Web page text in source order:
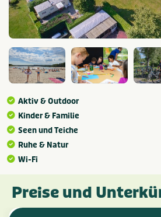
Aktiv & Outdoor
Kinder & Familie
Seen und Teiche
Ruhe & Natur
Wi-Fi
Preise und